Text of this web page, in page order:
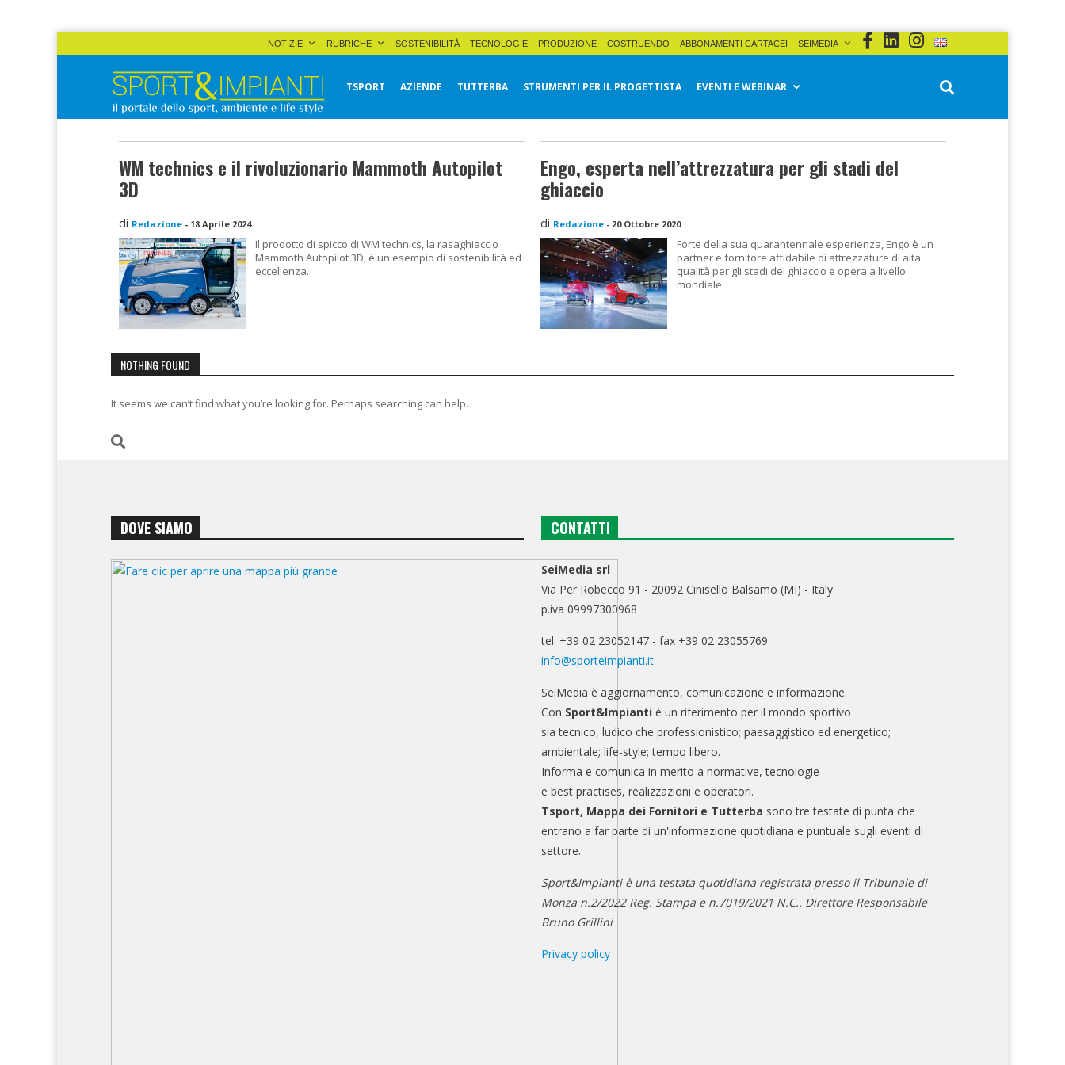
NOTIZIE RUBRICHE SOSTENIBILITÀ TECNOLOGIE PRODUZIONE COSTRUENDO ABBONAMENTI CARTACEI SEIMEDIA
Sport&Impianti
TSPORT AZIENDE TUTTERBA STRUMENTI PER IL PROGETTISTA EVENTI E WEBINAR
WM technics e il rivoluzionario Mammoth Autopilot
3D
di Redazione - 18 Aprile 2024
Il prodotto di spicco di WM technics, la rasaghiaccio
Mammoth Autopilot 3D, è un esempio di sostenibilità ed
eccellenza.
Engo, esperta nell’attrezzatura per gli stadi del
ghiaccio
di Redazione - 20 Ottobre 2020
Forte della sua quarantennale esperienza, Engo è un
partner e fornitore affidabile di attrezzature di alta
qualità per gli stadi del ghiaccio e opera a livello
mondiale.
NOTHING FOUND
It seems we can’t find what you’re looking for. Perhaps searching can help.
DOVE SIAMO CONTATTI
SeiMedia srl
Via Per Robecco 91 - 20092 Cinisello Balsamo (MI) - Italy
p.iva 09997300968
tel. +39 02 23052147 - fax +39 02 23055769
info@sporteimpianti.it
SeiMedia è aggiornamento, comunicazione e informazione.
Con Sport&Impianti è un riferimento per il mondo sportivo
sia tecnico, ludico che professionistico; paesaggistico ed energetico;
ambientale; life-style; tempo libero.
Informa e comunica in merito a normative, tecnologie
e best practises, realizzazioni e operatori.
Tsport, Mappa dei Fornitori e Tutterba sono tre testate di punta che
entrano a far parte di un'informazione quotidiana e puntuale sugli eventi di
settore.
Sport&Impianti è una testata quotidiana registrata presso il Tribunale di
Monza n.2/2022 Reg. Stampa e n.7019/2021 N.C.. Direttore Responsabile
Bruno Grillini
Privacy policy